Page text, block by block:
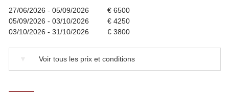
27/06/2026 - 05/09/2026
€ 6500
05/09/2026 - 03/10/2026
€ 4250
03/10/2026 - 31/10/2026
€ 3800
Voir tous les prix et conditions